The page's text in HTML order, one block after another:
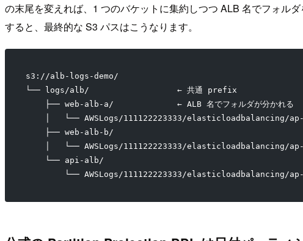
の末尾を変えれば、1 つのバケットに集約しつつ ALB 名でフォル
すると、最終的な S3 パスはこうなります。
s3://alb-logs-demo/
└── logs/alb/                  ← 共通 prefix
    ├── web-alb-a/             ← ALB 名でフォルダが分かれる
│   └── AWSLogs/111122223333/elasticloadbalancing/
    ├── web-alb-b/
│   └── AWSLogs/111122223333/elasticloadbalancing/
    └── api-alb/
└── AWSLogs/111122223333/elasticloadbalancing/